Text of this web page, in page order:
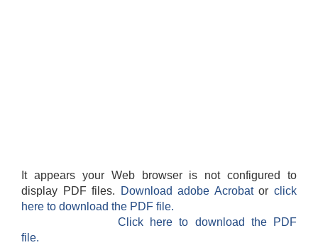
It appears your Web browser is not configured to
display PDF files.
Download adobe Acrobatorclick
here to download the PDF file.
Click here to download the PDF
file.